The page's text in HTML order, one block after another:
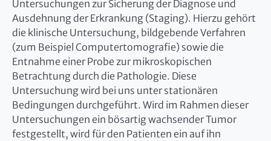
Untersuchungen zur Sicherung der Diagnose und
Ausdehnung der Erkrankung (Staging). Hierzu gehört
die klinische Untersuchung, bildgebende Verfahren
(zum Beispiel Computertomografie) sowie die
Entnahme einer Probe zur mikroskopischen
Betrachtung durch die Pathologie. Diese
Untersuchung wird bei uns unter stationären
Bedingungen durchgeführt. Wird im Rahmen dieser
Untersuchungen ein bösartig wachsender Tumor
festgestellt, wird für den Patienten ein auf ihn